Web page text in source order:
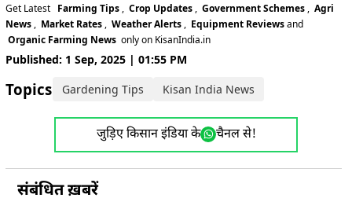
Get Latest Farming Tips , Crop Updates , Government Schemes , Agri
News , Market Rates , Weather Alerts , Equipment Reviewsand
Organic Farming News only on KisanIndia.in
Published: 1 Sep, 2025 | 01:55 PM
Topics: Gardening Tips Kisan India News
जुड़िए किसान इंडिया के चैनल से!
संबंधित ख़बरें